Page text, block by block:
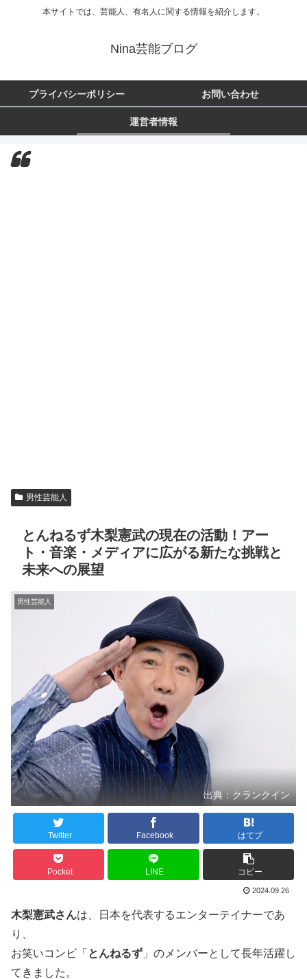
本サイトでは、芸能人、有名人に関する情報を紹介します。
Nina芸能ブログ
プライバシーポリシー お問い合わせ
運営者情報
男性芸能人
とんねるず木梨憲武の現在の活動！アー
ト・音楽・メディアに広がる新たな挑戦と
未来への展望
男性芸能人
出典：クランクイン
Twitter Facebook はてブ
Pocket LINE コピー
2024.09.26
木梨憲武さんは、日本を代表するエンターテイナーであ
り、
お笑いコンビ「 とんねるず 」のメンバーとして長年活躍し
てきました。